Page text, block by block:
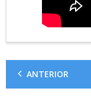
ANTERIOR